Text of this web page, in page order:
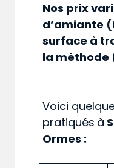
Nos prix
d’amiante
surface à
la méthode
Voici
pratiqués à
Ormes :